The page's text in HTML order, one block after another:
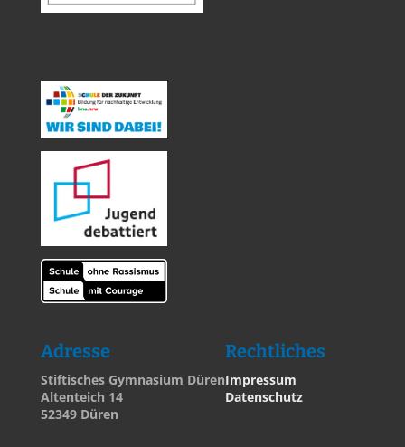
Adresse
Stiftisches Gymnasium Düren
Altenteich 14
52349 Düren
Rechtliches
Impressum
Datenschutz